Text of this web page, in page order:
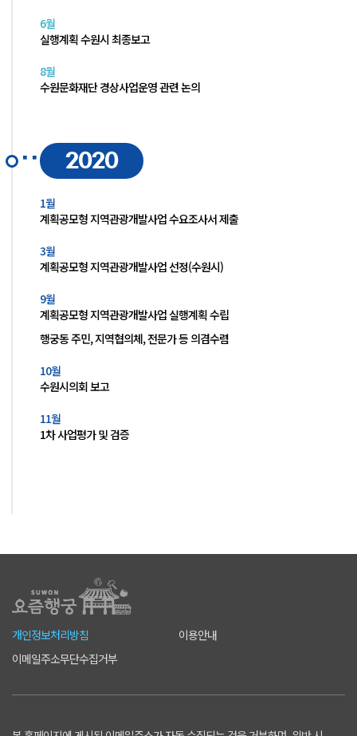
6월
실행계획 수원시 최종보고
8월
수원문화재단 경상사업운영 관련 논의
2020
1월
계획공모형 지역관광개발사업 수요조사서 제출
3월
계획공모형 지역관광개발사업 선정(수원시)
9월
계획공모형 지역관광개발사업 실행계획 수립
행궁동 주민, 지역협의체, 전문가 등 의겸수렴
10월
수원시의회 보고
11월
1차 사업평가 및 검증
개인정보처리방침
이용안내
이메일주소무단수집거부